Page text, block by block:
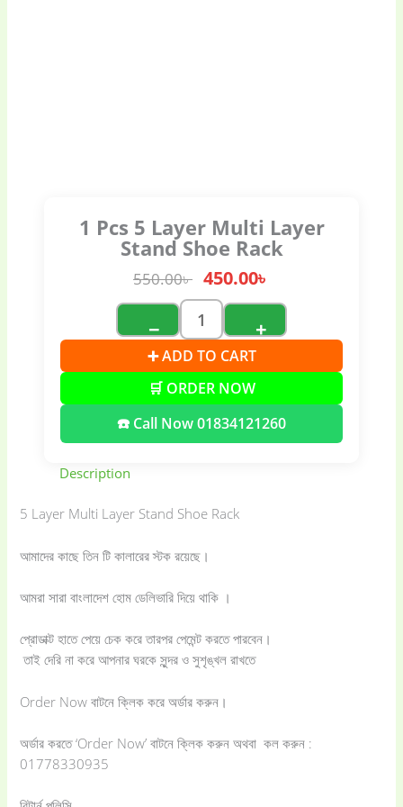
1 Pcs 5 Layer Multi Layer
Stand Shoe Rack
550.00৳ 450.00৳
− +
➕ ADD TO CART
🛒 ORDER NOW
☎️ Call Now 01834121260
Description
5 Layer Multi Layer Stand Shoe Rack
আমাদের কাছে তিন টি কালারের স্টক রয়েছে।
আমরা সারা বাংলাদেশ হোম ডেলিভারি দিয়ে থাকি ।
প্রোডাক্ট হাতে পেয়ে চেক করে তারপর পেমেন্ট করতে পারবেন।
তাই দেরি না করে আপনার ঘরকে সুন্দর ও সুশৃঙ্খল রাখতে
Order Now বাটনে ক্লিক করে অর্ডার করুন।
অর্ডার করতে ‘Order Now’ বাটনে ক্লিক করুন অথবা কল করুন :
01778330935